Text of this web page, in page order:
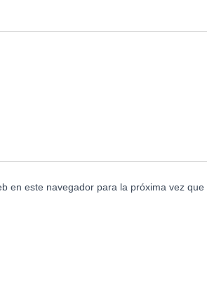
en este navegador para la próxima vez